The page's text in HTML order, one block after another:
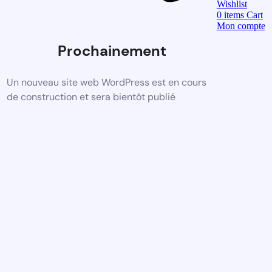
Prochainement
Un nouveau site web WordPress est en cours
de construction et sera bientôt publié
Wishlist
0 items Cart
Mon compte